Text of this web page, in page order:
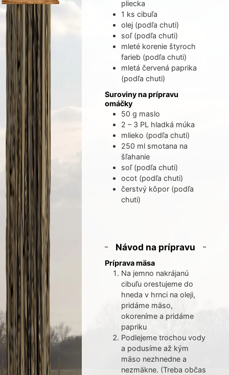
pliecka
1 ks cibuľa
olej (podľa chuti)
soľ (podľa chuti)
mleté korenie štyroch
farieb (podľa chuti)
mletá červená paprika
(podľa chuti)
Suroviny na prípravu
omáčky
50 g maslo
2 – 3 PL hladká múka
mlieko (podľa chuti)
250 ml smotana na
šľahanie
soľ (podľa chuti)
ocot (podľa chuti)
čerstvý kôpor (podľa
chuti)
Návod na prípravu
Príprava mäsa
Na jemno nakrájanú
cibuľu orestujeme do
hneda v hrnci na oleji,
pridáme mäso,
okoreníme a pridáme
papriku
Podlejeme trochou vody
a podusíme až kým
mäso nezhnedne a
nezmäkne. (Treba občas